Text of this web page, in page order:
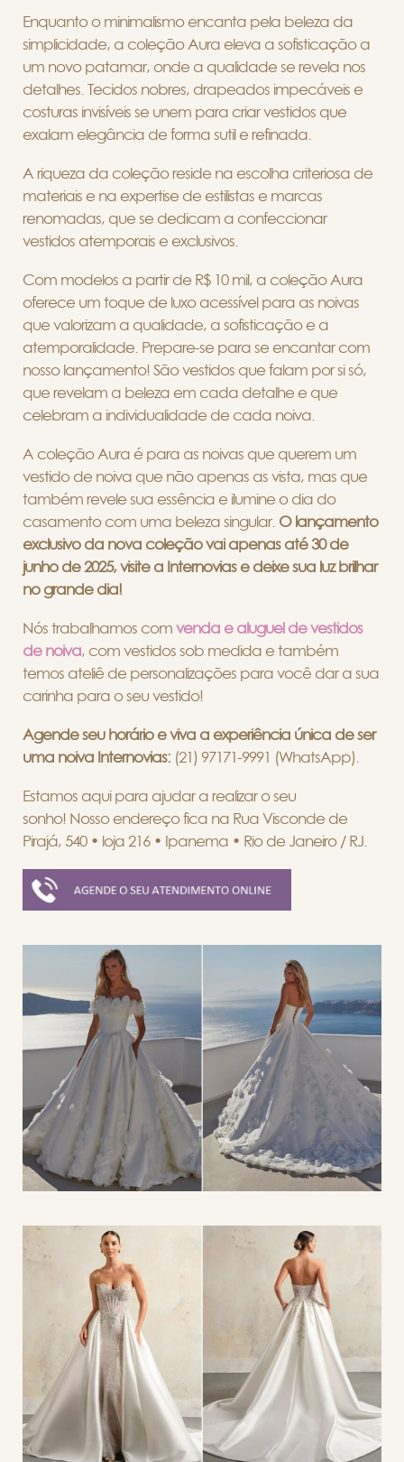
Enquanto o minimalismo encanta pela beleza da
simplicidade, a coleção Aura eleva a sofisticação a
um novo patamar, onde a qualidade se revela nos
detalhes. Tecidos nobres, drapeados impecáveis e
costuras invisíveis se unem para criar vestidos que
exalam elegância de forma sutil e refinada.
A riqueza da coleção reside na escolha criteriosa de
materiais e na expertise de estilistas e marcas
renomadas, que se dedicam a confeccionar
vestidos atemporais e exclusivos.
Com modelos a partir de R$ 10 mil, a coleção Aura
oferece um toque de luxo acessível para as noivas
que valorizam a qualidade, a sofisticação e a
atemporalidade. Prepare-se para se encantar com
nosso lançamento! São vestidos que falam por si só,
que revelam a beleza em cada detalhe e que
celebram a individualidade de cada noiva.
A coleção Aura é para as noivas que querem um
vestido de noiva que não apenas as vista, mas que
também revele sua essência e ilumine o dia do
casamento com uma beleza singular. O lançamento
exclusivo da nova coleção vai apenas até 30 de
junho de 2025, visite a Internovias e deixe sua luz brilhar
no grande dia!
Nós trabalhamos com venda e aluguel de vestidos
de noiva, com vestidos sob medida e também
temos ateliê de personalizações para você dar a sua
carinha para o seu vestido!
Agende seu horário e viva a experiência única de ser
uma noiva Internovias: (21) 97171-9991 (WhatsApp).
Estamos aqui para ajudar a realizar o seu
sonho! Nosso endereço fica na Rua Visconde de
Pirajá, 540 • loja 216 • Ipanema • Rio de Janeiro / RJ.